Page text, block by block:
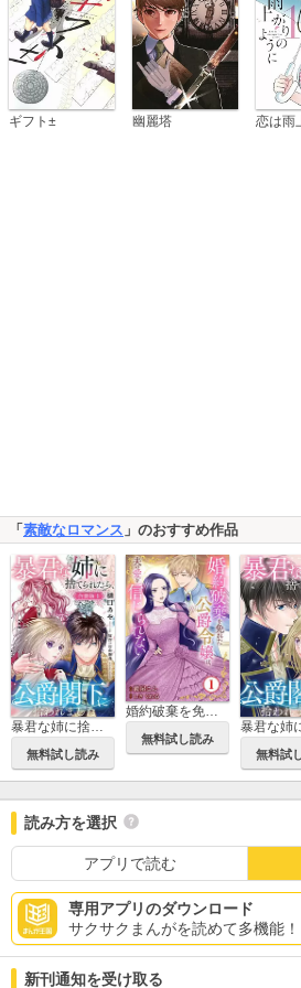
ギフト± 幽麗塔
「素敵なロマンス 」のおすすめ作品
暴君な姉に捨てられたら、公爵閣下に拾われました【合冊版】
無料試し読み
婚約破棄を免れた公爵令嬢は、夫の愛を信じられない
無料試し読み
無料試
読み方を選択
アプリで読む
専用アプリのダウンロード
サクサクまんがを読めて多機能！
新刊通知を受け取る